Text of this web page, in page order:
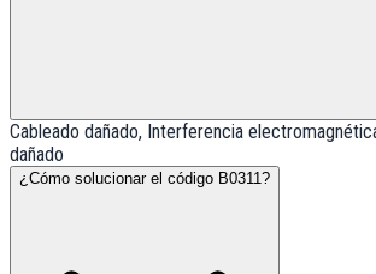
Cableado dañado, Interferencia
dañado
¿Cómo solucionar el código B0311?